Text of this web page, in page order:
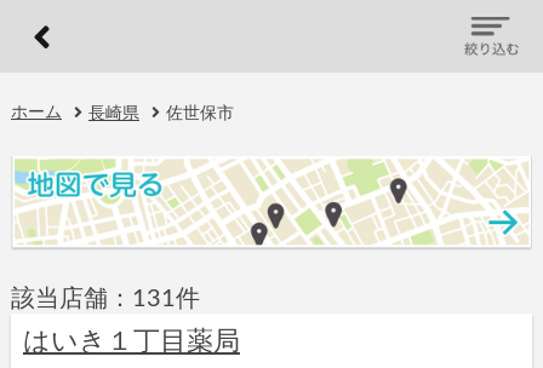
ホーム 長崎県 佐世保市
該当店舗：131件
はいき１丁目薬局